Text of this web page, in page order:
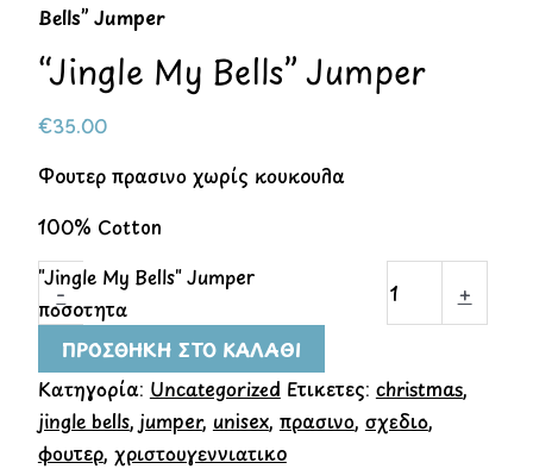
Bells” Jumper
“Jingle My Bells” Jumper
€35.00
Φούτερ πράσινο χωρίς κουκούλα
100% Cotton
-
"Jingle My Bells" Jumper
ποσότητα
+
ΠΡΟΣΘΉΚΗ ΣΤΟ ΚΑΛΆΘΙ
Κατηγορία: Uncategorized Ετικέτες: christmas,
jingle bells, jumper, unisex, πράσινο, σχεδιο,
φουτερ, χριστουγεννιατικο